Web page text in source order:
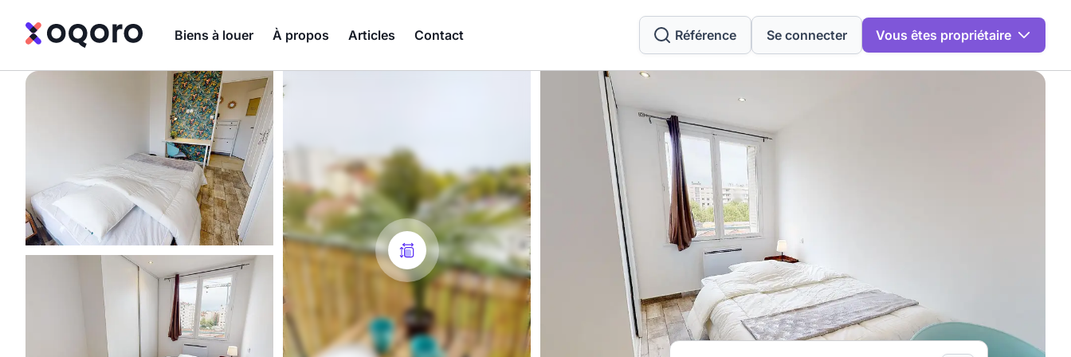
Biens à louer À propos Articles Contact Référence Se connecter Vous êtes propriétaire